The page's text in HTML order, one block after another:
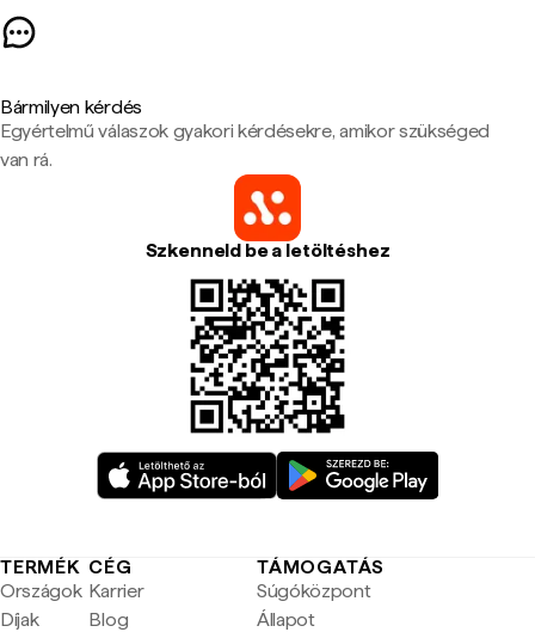
Bármilyen kérdés
Egyértelmű válaszok gyakori kérdésekre, amikor szükséged
van rá.
Szkenneld be a letöltéshez
TERMÉK
Országok
Díjak
CÉG
Karrier
Blog
TÁMOGATÁS
Súgóközpont
Állapot